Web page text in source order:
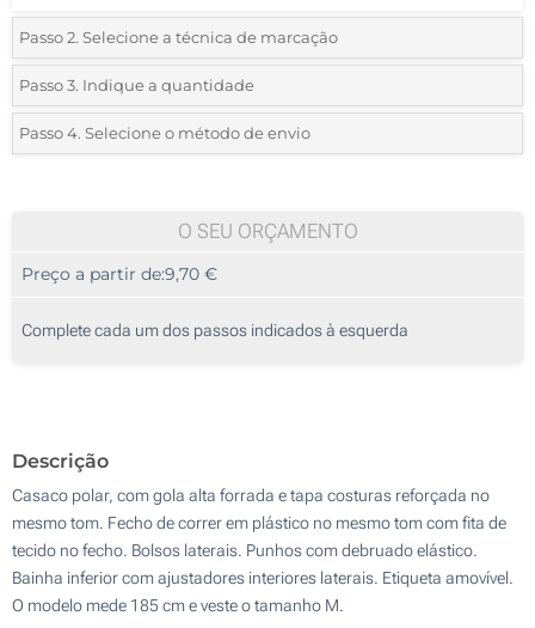
Passo 2. Selecione a técnica de marcação
*Selecione o tipo de marcação e as cores do logotipo:
1 Cor (No peito)
Passo 3. Indique a quantidade
*Pedido mínimo 5 (total de pedido)
Calcular preço
Passo 4. Selecione o método de envio
O SEU ORÇAMENTO
Preço a partir de:9,70 €
Complete cada um dos passos indicados à esquerda
Descrição
Casaco polar, com gola alta forrada e tapa costuras reforçada no
mesmo tom. Fecho de correr em plástico no mesmo tom com fita de
tecido no fecho. Bolsos laterais. Punhos com debruado elástico.
Bainha inferior com ajustadores interiores laterais. Etiqueta amovível.
O modelo mede 185 cm e veste o tamanho M.